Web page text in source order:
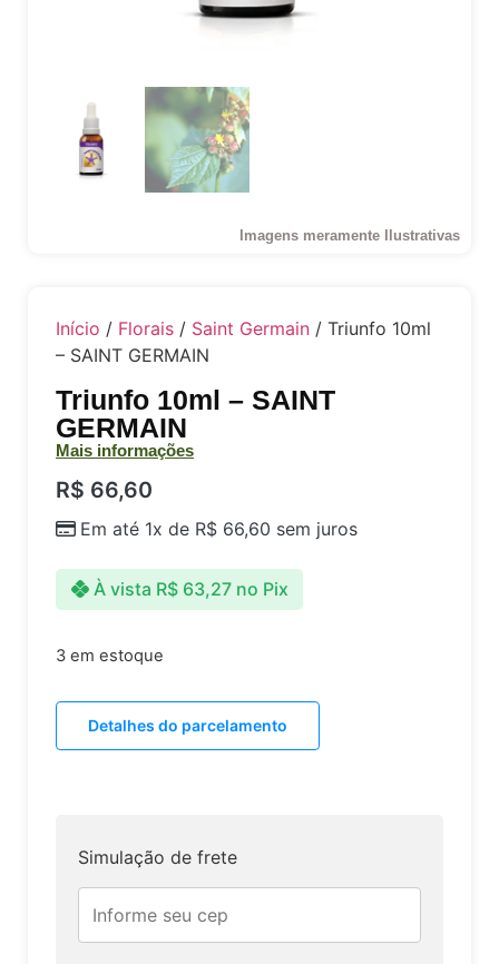
Imagens meramente Ilustrativas
Início / Florais / Saint Germain / Triunfo 10ml
– SAINT GERMAIN
Triunfo 10ml – SAINT
GERMAIN
Mais informações
R$ 66,60
Em até 1x de R$ 66,60 sem juros
À vista R$63,27 no Pix
3 em estoque
Detalhes do parcelamento
Simulação de frete